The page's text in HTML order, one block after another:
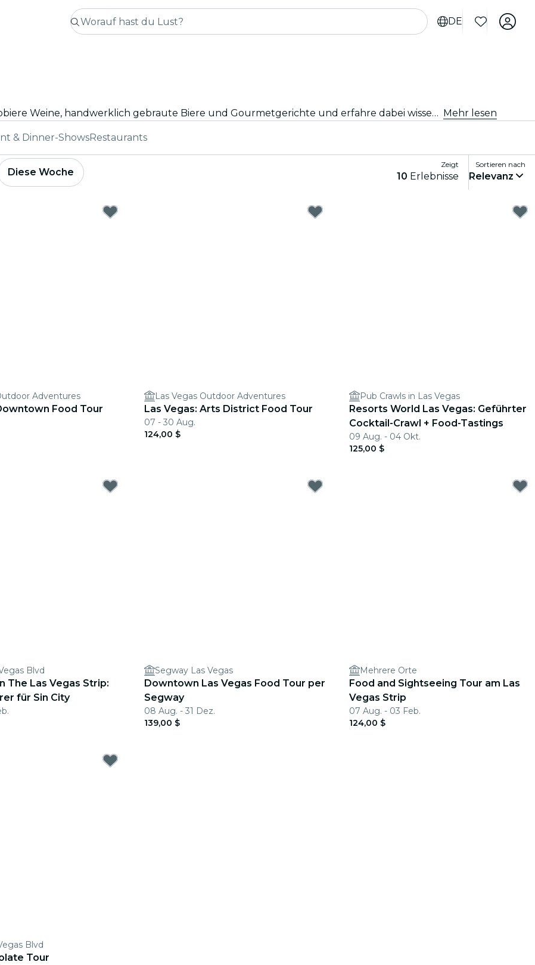
DE
Nimm an den besten Verkostungen in Las Vegas teil. Probiere Weine, handwerklich gebraute Biere und Gourmetgerichte und erfahre dabei wissenswerte Einzelheiten von Experten. Mehr lesen
& Dinner-ShowsRestaurants
Diese Woche
Zeigt
10 Erlebnisse
Sortieren nach
Relevanz
Adventures
Food Tour
Las Vegas Outdoor Adventures
Las Vegas: Arts District Food Tour
07 - 30 Aug.
124,00 $
Pub Crawls in Las Vegas
Resorts World Las Vegas: Geführter
Cocktail-Crawl + Food-Tastings
09 Aug. - 04 Okt.
125,00 $
Blvd
The Las Vegas Strip:
für Sin City
Segway Las Vegas
Downtown Las Vegas Food Tour per
Segway
08 Aug. - 31 Dez.
139,00 $
Mehrere Orte
Food and Sightseeing Tour am Las
Vegas Strip
07 Aug. - 03 Feb.
124,00 $
Blvd
Tour